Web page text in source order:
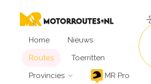
Home
Nieuws
Routes
Toerritten
Provincies
MR Pro